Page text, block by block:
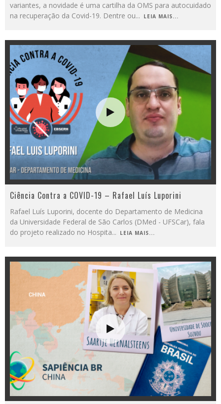
variantes, a novidade é uma cartilha da OMS para autocuidado
na recuperação da Covid-19. Dentre ou... LEIA MAIS...
Ciência Contra a COVID-19 – Rafael Luís Luporini
Rafael Luís Luporini, docente do Departamento de Medicina
da Universidade Federal de São Carlos (DMed - UFSCar), fala
do projeto realizado no Hospita... LEIA MAIS...